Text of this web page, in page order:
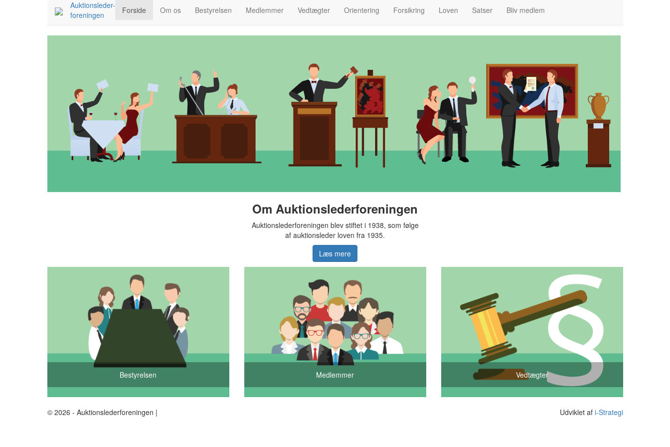
Auktionsleder-
foreningen
Forside Om os Bestyrelsen Medlemmer Vedtægter Orientering Forsikring Loven Satser Bliv medlem
Om Auktionslederforeningen
Auktionslederforeningen blev stiftet i 1938, som følge
af auktionsleder loven fra 1935.
Læs mere
Bestyrelsen Medlemmer Vedtægter
© 2026 - Auktionslederforeningen | Udviklet af i-Strategi